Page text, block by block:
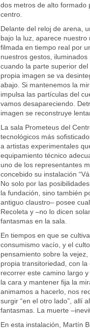
dos metros de alto formado
centro.
Delante del reloj de arena,
bajo la luz, aparece
filmada en tiempo real por
nuestros gestos,
cuando la parte superior
propia imagen se va
abajo. Si mantenemos la
impulsa las partículas del
vamos desapareciendo.
imagen se reconstruye
La sala Prometeus del
tecnológicos más
a artistas experimentales
equipamiento técnico
uno de los representantes
concebido su instalación
No solo por las
la fundación, sino también
antiguo claustro– posee
Recoleta y –no lo dicen
fantasmas en la sala.
En tiempos en que se
consumismo vacío, y el
pensamiento sobre la
propia transitoriedad, con
recorrer este camino largo
la cara y mantener fija la
animamos a hacerlo, nos
surgir “en el otro lado”, allí
fantasmas. La muerte
En esta instalación, Martín